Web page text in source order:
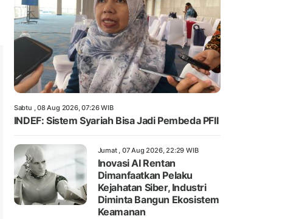
Sabtu , 08 Aug 2026, 07:26 WIB
INDEF: Sistem Syariah Bisa Jadi Pembeda PFII
Jumat , 07 Aug 2026, 22:29 WIB
Inovasi AI Rentan
Dimanfaatkan Pelaku
Kejahatan Siber, Industri
Diminta Bangun Ekosistem
Keamanan